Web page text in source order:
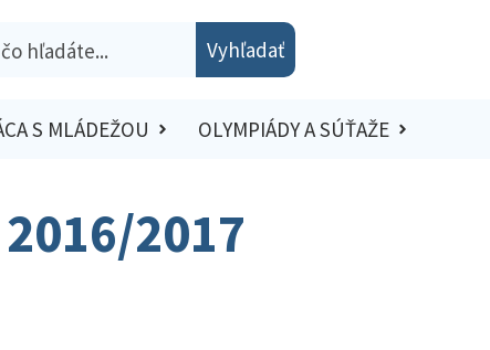
Vyhľadať
S MLÁDEŽOU OLYMPIÁDY A SÚŤAŽE
2017